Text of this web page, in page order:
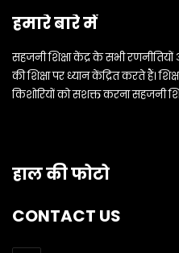
हमारे बारे में
सहजनी शिक्षा केंद्र के सभी
की शिक्षा पर ध्यान केंद्रित करते हैं।
किशोरियों को सशक्त करना सहजनी
हाल की फोटो
CONTACT US